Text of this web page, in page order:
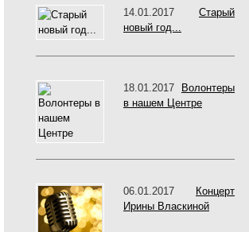
14.01.2017 Старый
новый год...
18.01.2017 Волонтеры
в нашем Центре
06.01.2017 Концерт
Ирины Власкиной